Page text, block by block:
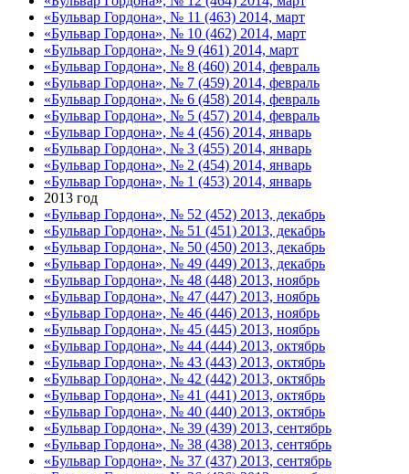
«Бульвар Гордона», № 11 (463) 2014, март
«Бульвар Гордона», № 10 (462) 2014, март
«Бульвар Гордона», № 9 (461) 2014, март
«Бульвар Гордона», № 8 (460) 2014, февраль
«Бульвар Гордона», № 7 (459) 2014, февраль
«Бульвар Гордона», № 6 (458) 2014, февраль
«Бульвар Гордона», № 5 (457) 2014, февраль
«Бульвар Гордона», № 4 (456) 2014, январь
«Бульвар Гордона», № 3 (455) 2014, январь
«Бульвар Гордона», № 2 (454) 2014, январь
«Бульвар Гордона», № 1 (453) 2014, январь
2013 год
«Бульвар Гордона», № 52 (452) 2013, декабрь
«Бульвар Гордона», № 51 (451) 2013, декабрь
«Бульвар Гордона», № 50 (450) 2013, декабрь
«Бульвар Гордона», № 49 (449) 2013, декабрь
«Бульвар Гордона», № 48 (448) 2013, ноябрь
«Бульвар Гордона», № 47 (447) 2013, ноябрь
«Бульвар Гордона», № 46 (446) 2013, ноябрь
«Бульвар Гордона», № 45 (445) 2013, ноябрь
«Бульвар Гордона», № 44 (444) 2013, октябрь
«Бульвар Гордона», № 43 (443) 2013, октябрь
«Бульвар Гордона», № 42 (442) 2013, октябрь
«Бульвар Гордона», № 41 (441) 2013, октябрь
«Бульвар Гордона», № 40 (440) 2013, октябрь
«Бульвар Гордона», № 39 (439) 2013, сентябрь
«Бульвар Гордона», № 38 (438) 2013, сентябрь
«Бульвар Гордона», № 37 (437) 2013, сентябрь